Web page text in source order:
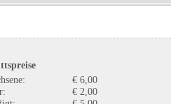
€ 6,00
€ 2,00